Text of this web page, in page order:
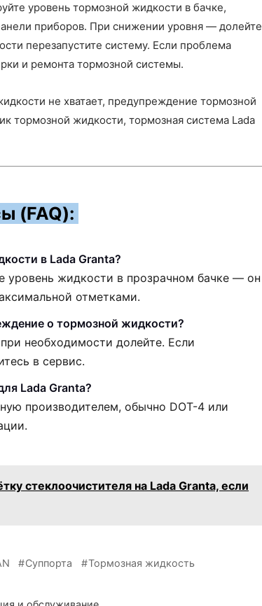
уровень тормозной жидкости в бачке,
приборов. При снижении уровня — долейте
перезапустите систему. Если проблема
и ремонта тормозной системы.
не хватает, предупреждение тормозной
тормозной жидкости, тормозная система Lada
(FAQ):
в Lada Granta?
уровень жидкости в прозрачном бачке — он
отметками.
о тормозной жидкости?
необходимости долейте. Если
в сервис.
Lada Granta?
производителем, обычно DOT-4 или
стеклоочистителя на Lada Granta, если
Суппорта Тормозная жидкость